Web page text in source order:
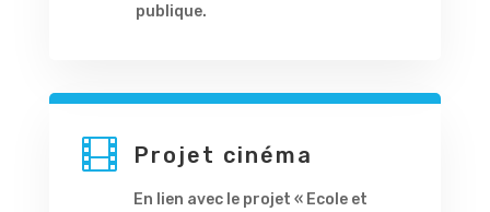
publique.
 Projet cinéma
En lien avec le projet « Ecole et